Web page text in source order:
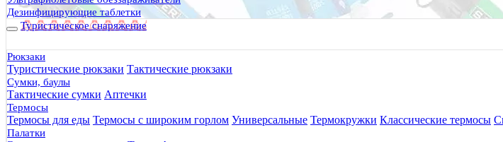
Дезинфицирующие таблетки
Туристическое снаряжение
Рюкзаки
Туристические рюкзаки Тактические рюкзаки
Сумки, баулы
Тактические сумки Аптечки
Термосы
Термосы для еды Термосы с широким горлом Универсальные Термокружки Классические термосы
Палатки
Суп сырный с курицей и гренками Cabra Montana Кабра Монтана 60 г
310 руб.
25% Скидка